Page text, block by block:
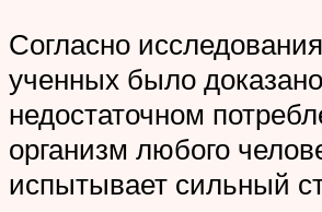
Согласно
ученных было
недостаточном
организм любого
испытывает сильный